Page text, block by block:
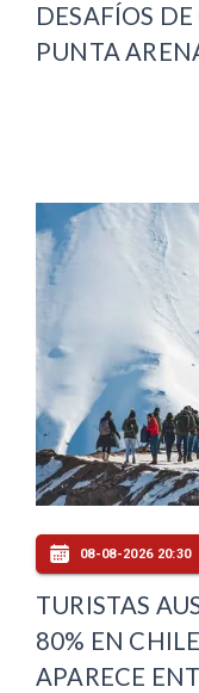
DESAFÍOS
PUNTA
08-08-2026 20:30
TURISTAS
80% EN
APARECE